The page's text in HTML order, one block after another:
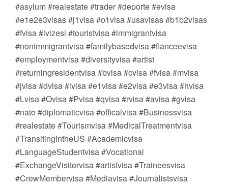
#asylum #realestate #trader #deporte #evisa
#e1e2e3visas #j1visa #o1visa #usavisas #b1b2visas
#fvisa #ivizesi #touristvisa #immigrantvisa
#nonimmigrantvisa #familybasedvisa #fianceevisa
#employmentvisa #diversityvisa #artist
#returningresidentvisa #bvisa #cvisa #fvisa #mvisa
#jvisa #dvisa #ivisa #e1visa #e2visa #e3visa #hvisa
#Lvisa #Ovisa #Pvisa #qvisa #rvisa #avisa #gvisa
#nato #diplomaticvisa #officalvisa #Businessvisa
#realestate #Tourismvisa #MedicalTreatmentvisa
#TransitingintheUS #Academicvisa
#LanguageStudentvisa #Vocational
#ExchangeVisitorvisa #artistvisa #Traineesvisa
#CrewMembervisa #Mediavisa #Journalistsvisa